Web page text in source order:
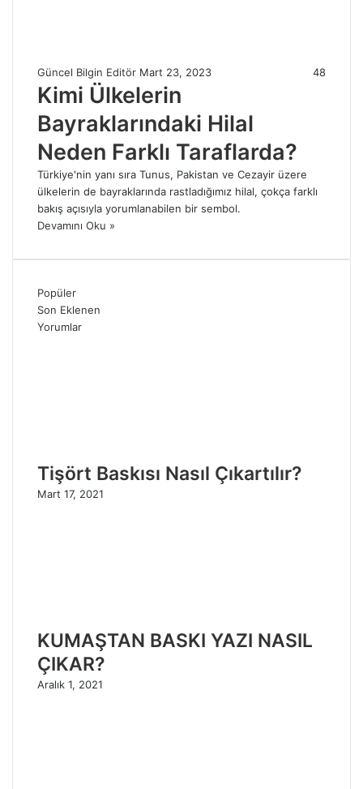
Güncel Bilgin Editör Mart 23, 2023 48
Kimi Ülkelerin
Bayraklarındaki Hilal
Neden Farklı Taraflarda?
Türkiye'nin yanı sıra Tunus, Pakistan ve Cezayir üzere
ülkelerin de bayraklarında rastladığımız hilal, çokça farklı
bakış açısıyla yorumlanabilen bir sembol.
Devamını Oku »
Popüler
Son Eklenen
Yorumlar
Tişört Baskısı Nasıl Çıkartılır?
Mart 17, 2021
KUMAŞTAN BASKI YAZI NASIL
ÇIKAR?
Aralık 1, 2021